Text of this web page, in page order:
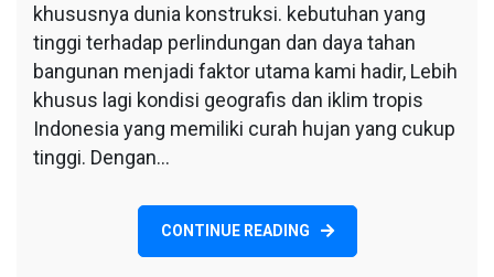
khususnya dunia konstruksi. kebutuhan yang
tinggi terhadap perlindungan dan daya tahan
bangunan menjadi faktor utama kami hadir, Lebih
khusus lagi kondisi geografis dan iklim tropis
Indonesia yang memiliki curah hujan yang cukup
tinggi. Dengan…
CONTINUE READING